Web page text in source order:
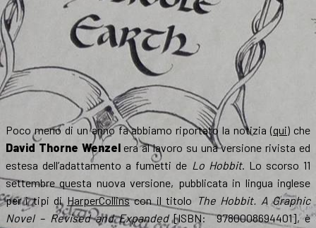
Poco meno di un anno fa abbiamo riportato la notizia (qui) che
David Thorne Wenzelera al lavoro su una versione rivista ed
estesa dell’adattamento a fumetti de Lo Hobbit. Lo scorso 11
settembre questa nuova versione, pubblicata in lingua inglese
per i tipi di HarperCollinscon il titolo The Hobbit. A Graphic
Novel – Revised and Expanded[ISBN: ‎ 9780008694401], è